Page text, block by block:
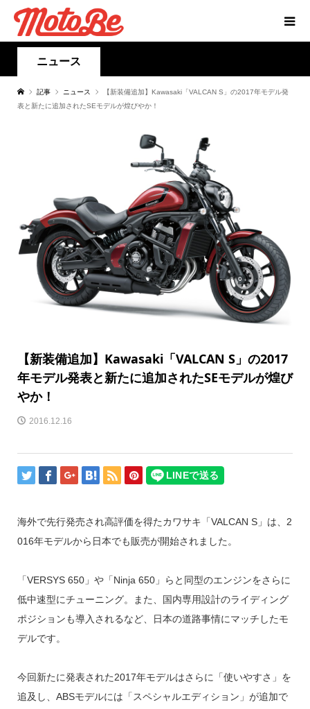
ニュース
記事 ニュース
【新装備追加】Kawasaki「VALCAN S」の2017年モデル発
表と新たに追加されたSEモデルが煌びやか！
【新装備追加】Kawasaki「VALCAN S」の2017
年モデル発表と新たに追加されたSEモデルが煌び
やか！
2016.12.16
海外で先行発売され高評価を得たカワサキ「VALCAN S」は、2
016年モデルから日本でも販売が開始されました。
「VERSYS 650」や「Ninja 650」らと同型のエンジンをさらに
低中速型にチューニング。また、国内専用設計のライディング
ポジションも導入されるなど、日本の道路事情にマッチしたモ
デルです。
今回新たに発表された2017年モデルはさらに「使いやすさ」を
追及し、ABSモデルには「スペシャルエディション」が追加で